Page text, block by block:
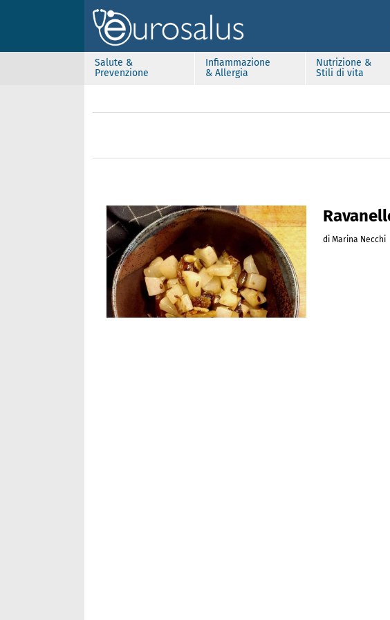
Salute &
Prevenzione
Infiammazione
& Allergia
Nutrizione &
Stili di vita
di Marina Necchi